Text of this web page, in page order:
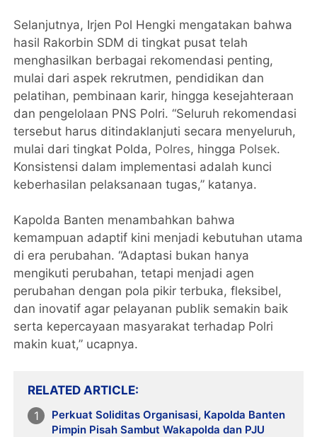
Selanjutnya, Irjen Pol Hengki mengatakan bahwa
hasil Rakorbin SDM di tingkat pusat telah
menghasilkan berbagai rekomendasi penting,
mulai dari aspek rekrutmen, pendidikan dan
pelatihan, pembinaan karir, hingga kesejahteraan
dan pengelolaan PNS Polri. “Seluruh rekomendasi
tersebut harus ditindaklanjuti secara menyeluruh,
mulai dari tingkat Polda, Polres, hingga Polsek.
Konsistensi dalam implementasi adalah kunci
keberhasilan pelaksanaan tugas,” katanya.
Kapolda Banten menambahkan bahwa
kemampuan adaptif kini menjadi kebutuhan utama
di era perubahan. “Adaptasi bukan hanya
mengikuti perubahan, tetapi menjadi agen
perubahan dengan pola pikir terbuka, fleksibel,
dan inovatif agar pelayanan publik semakin baik
serta kepercayaan masyarakat terhadap Polri
makin kuat,” ucapnya.
RELATED ARTICLE
Perkuat Soliditas Organisasi, Kapolda Banten
Pimpin Pisah Sambut Wakapolda dan PJU